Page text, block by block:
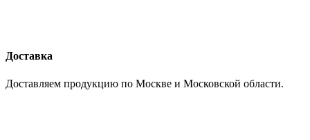
Доставка
Доставляем продукцию по Москве и Московской области.